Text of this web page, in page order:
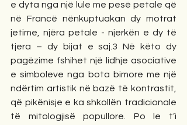
e dyta nga një lule me pesë petale që
në Francë nënkuptuakan dy motrat
jetime, njëra petale - njerkën e dy të
tjera – dy bijat e saj.3 Në këto dy
pagëzime fshihet një lidhje asociative
e simboleve nga bota bimore me një
ndërtim artistik në bazë të kontrastit,
që pikënisje e ka shkollën tradicionale
të mitologjisë popullore. Po le t’i